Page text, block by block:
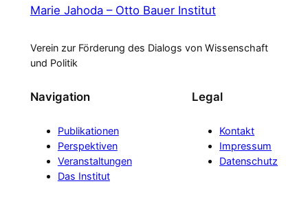
Marie Jahoda – Otto Bauer Institut
Verein zur Förderung des Dialogs von Wissenschaft
und Politik
Navigation
Publikationen
Perspektiven
Veranstaltungen
Das Institut
Legal
Kontakt
Impressum
Datenschutz